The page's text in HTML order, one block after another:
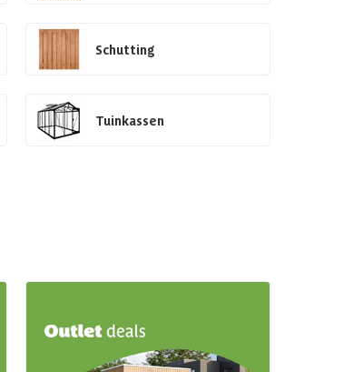
Schutting
Tuinkassen